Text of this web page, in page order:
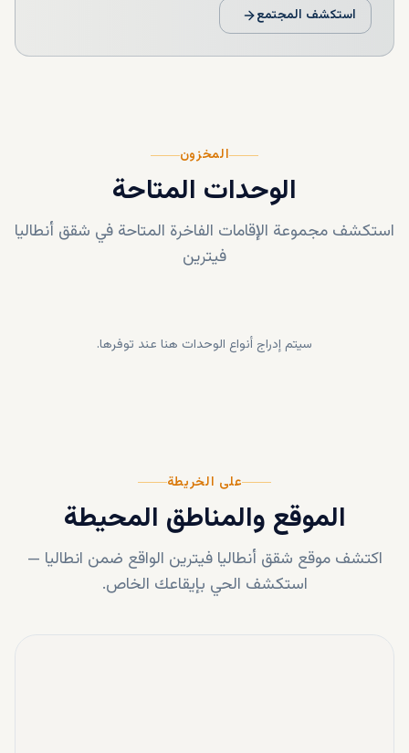
استكشف المجتمع
المخزون
الوحدات المتاحة
استكشف مجموعة الإقامات الفاخرة المتاحة في شقق أنطاليا
فيترين
سيتم إدراج أنواع الوحدات هنا عند توفرها.
على الخريطة
الموقع والمناطق المحيطة
اكتشف موقع شقق أنطاليا فيترين الواقع ضمن انطاليا —
استكشف الحي بإيقاعك الخاص.